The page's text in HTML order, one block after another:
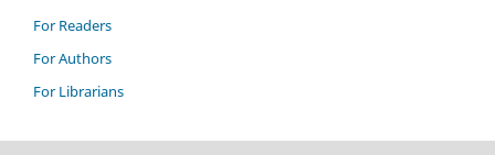
For Readers
For Authors
For Librarians